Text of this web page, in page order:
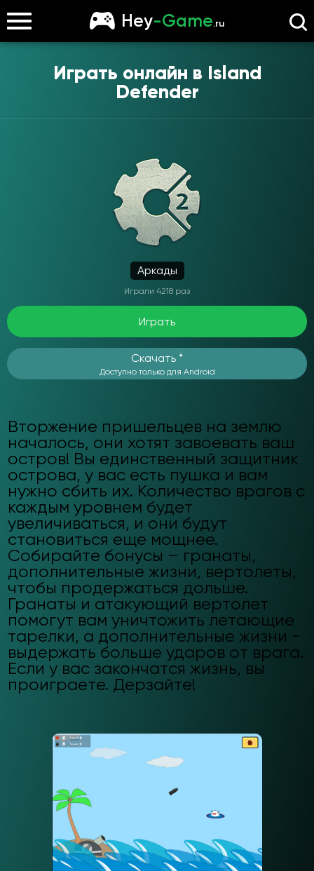
Hey-Game.ru
Играть онлайн в Island
Defender
Аркады
Играли 4218 раз
Играть
Скачать *
Доступно только для Android
Вторжение пришельцев на землю
началось, они хотят завоевать ваш
остров! Вы единственный защитник
острова, у вас есть пушка и вам
нужно сбить их. Количество врагов с
каждым уровнем будет
увеличиваться, и они будут
становиться еще мощнее.
Собирайте бонусы – гранаты,
дополнительные жизни, вертолеты,
чтобы продержаться дольше.
Гранаты и атакующий вертолет
помогут вам уничтожить летающие
тарелки, а дополнительные жизни -
выдержать больше ударов от врага.
Если у вас закончатся жизнь, вы
проиграете. Дерзайте!